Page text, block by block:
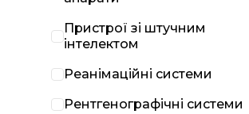
Пристрої зі штучним
інтелектом
Реанімаційні системи
Рентгенографічні системи